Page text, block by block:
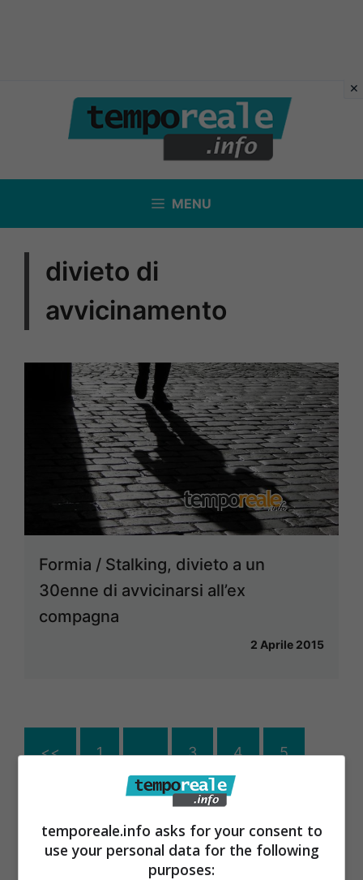
contenuto
MENU
divieto di
avvicinamento
Formia / Stalking, divieto a un
30enne di avvicinarsi all’ex
compagna
2 Aprile 2015
<< 1 … 3 4 5
temporeale.info asks for your consent to
use your personal data for the following
purposes: